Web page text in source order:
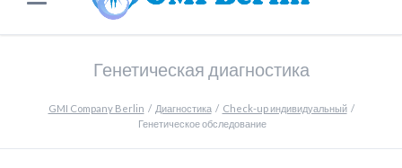
Генетическая диагностика
GMI Company Berlin Диагностика
Check-up индивидуальный
Генетическое обследование